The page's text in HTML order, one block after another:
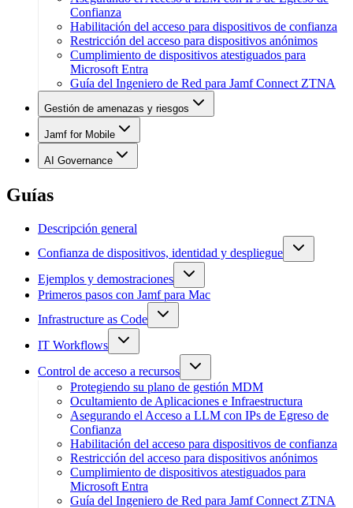
Confianza
Habilitación del acceso para dispositivos de confianza
Restricción del acceso para dispositivos anónimos
Cumplimiento de dispositivos atestiguados para
Microsoft Entra
Guía del Ingeniero de Red para Jamf Connect ZTNA
Gestión de amenazas y riesgos
Jamf for Mobile
AI Governance
Guías
Descripción general
Confianza de dispositivos, identidad y despliegue
Ejemplos y demostraciones
Primeros pasos con Jamf para Mac
Infrastructure as Code
IT Workflows
Control de acceso a recursos
Protegiendo su plano de gestión MDM
Ocultamiento de Aplicaciones e Infraestructura
Asegurando el Acceso a LLM con IPs de Egreso de
Confianza
Habilitación del acceso para dispositivos de confianza
Restricción del acceso para dispositivos anónimos
Cumplimiento de dispositivos atestiguados para
Microsoft Entra
Guía del Ingeniero de Red para Jamf Connect ZTNA